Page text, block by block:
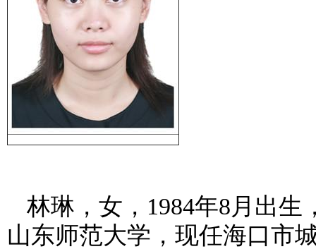
林琳，女， 1984年8月出生
山东师范大学，现任海口市